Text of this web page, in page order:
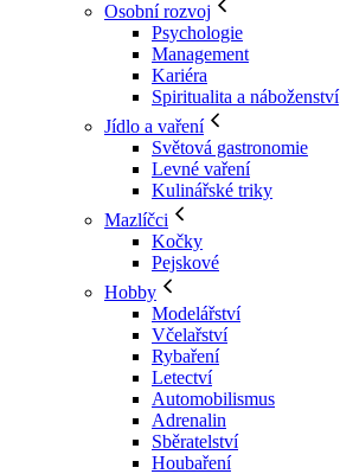
Osobní rozvoj
Psychologie
Management
Kariéra
Spiritualita a náboženství
Jídlo a vaření
Světová gastronomie
Levné vaření
Kulinářské triky
Mazlíčci
Kočky
Pejskové
Hobby
Modelářství
Včelařství
Rybaření
Letectví
Automobilismus
Adrenalin
Sběratelství
Houbaření